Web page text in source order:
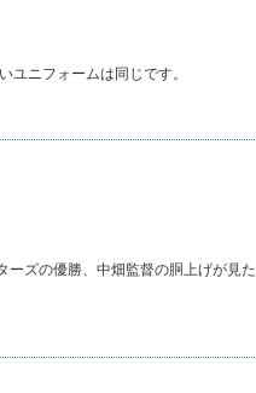
ユニフォームは同じです。
ーズの優勝、中畑監督の胴上げが見た